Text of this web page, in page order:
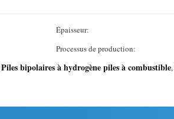
Épaisseur:
Processus de production:
Piles bipolaires à hydrogène piles à combustible,